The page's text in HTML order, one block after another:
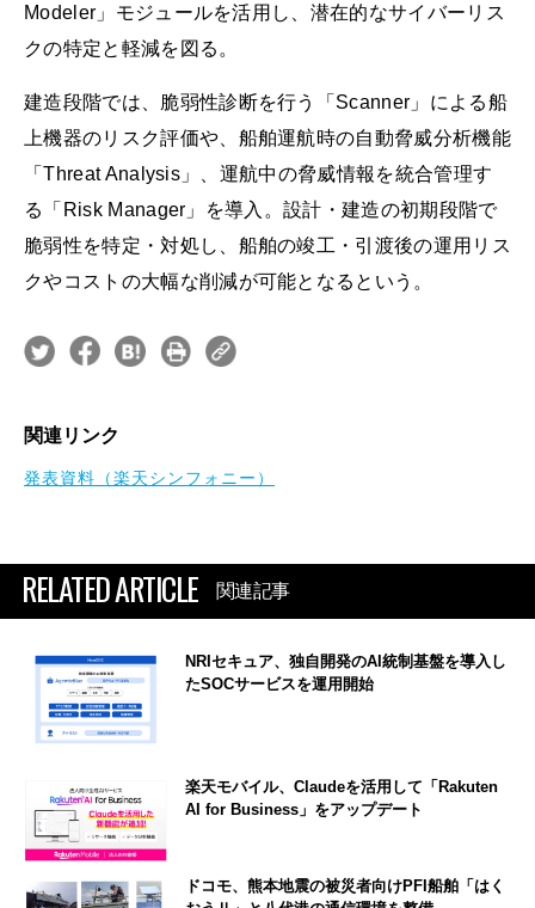
Modeler」モジュールを活用し、潜在的なサイバーリス
クの特定と軽減を図る。
建造段階では、脆弱性診断を行う「Scanner」による船
上機器のリスク評価や、船舶運航時の自動脅威分析機能
「Threat Analysis」、運航中の脅威情報を統合管理す
る「Risk Manager」を導入。設計・建造の初期段階で
脆弱性を特定・対処し、船舶の竣工・引渡後の運用リス
クやコストの大幅な削減が可能となるという。
関連リンク
発表資料（楽天シンフォニー）
RELATED ARTICLE 関連記事
NRIセキュア、独自開発のAI統制基盤を導入し
たSOCサービスを運用開始
楽天モバイル、Claudeを活用して「Rakuten
AI for Business」をアップデート
ドコモ、熊本地震の被災者向けPFI船舶「はく